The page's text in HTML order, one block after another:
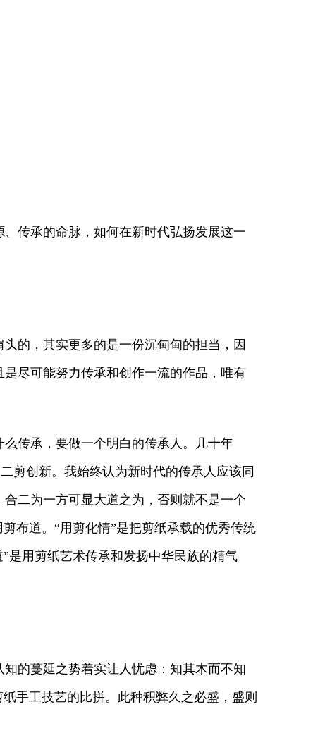
传承的命脉，如何在新时代弘扬发展这一
的，其实更多的是一份沉甸甸的担当，因
尽可能努力传承和创作一流的作品，唯有
传承，要做一个明白的传承人。几十年
剪创新。我始终认为新时代的传承人应该同
二为一方可显大道之为，否则就不是一个
布道。“用剪化情”是把剪纸承载的优秀传统
是用剪纸艺术传承和发扬中华民族的精气
的蔓延之势着实让人忧虑：知其木而不知
手工技艺的比拼。此种积弊久之必盛，盛则